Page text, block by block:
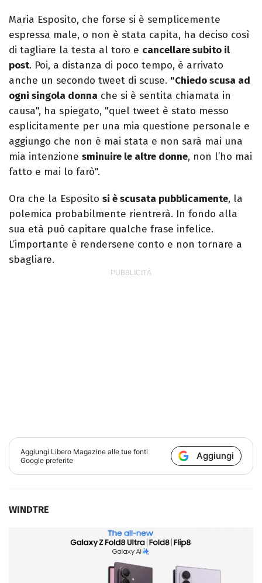
Maria Esposito, che forse si è semplicemente
espressa male, o non è stata capita, ha deciso così
di tagliare la testa al toro e cancellare subito il
post. Poi, a distanza di poco tempo, è arrivato
anche un secondo tweet di scuse. "Chiedo scusa ad
ogni singola donna che si è sentita chiamata in
causa", ha spiegato, "quel tweet è stato messo
esplicitamente per una mia questione personale e
aggiungo che non è mai stata e non sarà mai una
mia intenzione sminuire le altre donne, non l’ho mai
fatto e mai lo farò".
Ora che la Esposito si è scusata pubblicamente, la
polemica probabilmente rientrerà. In fondo alla
sua età può capitare qualche frase infelice.
L’importante è rendersene conto e non tornare a
sbagliare.
Aggiungi Libero Magazine alle tue fonti
Google preferite
Aggiungi
WINDTRE